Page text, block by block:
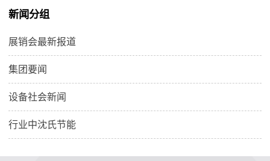
新闻分组
展销会最新报道
集团要闻
设备社会新闻
行业中沈氏节能